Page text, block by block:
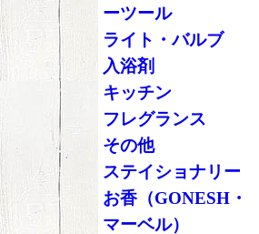
ーツール
ライト・バルブ
入浴剤
キッチン
フレグランス
その他
ステイショナリー
お香（GONESH・
マーベル）